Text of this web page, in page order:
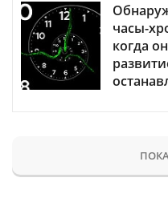
часы-
когда